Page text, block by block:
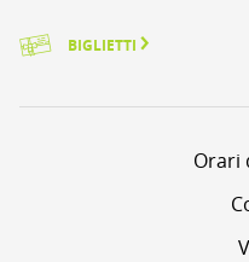
BIGLIETTI
Orari